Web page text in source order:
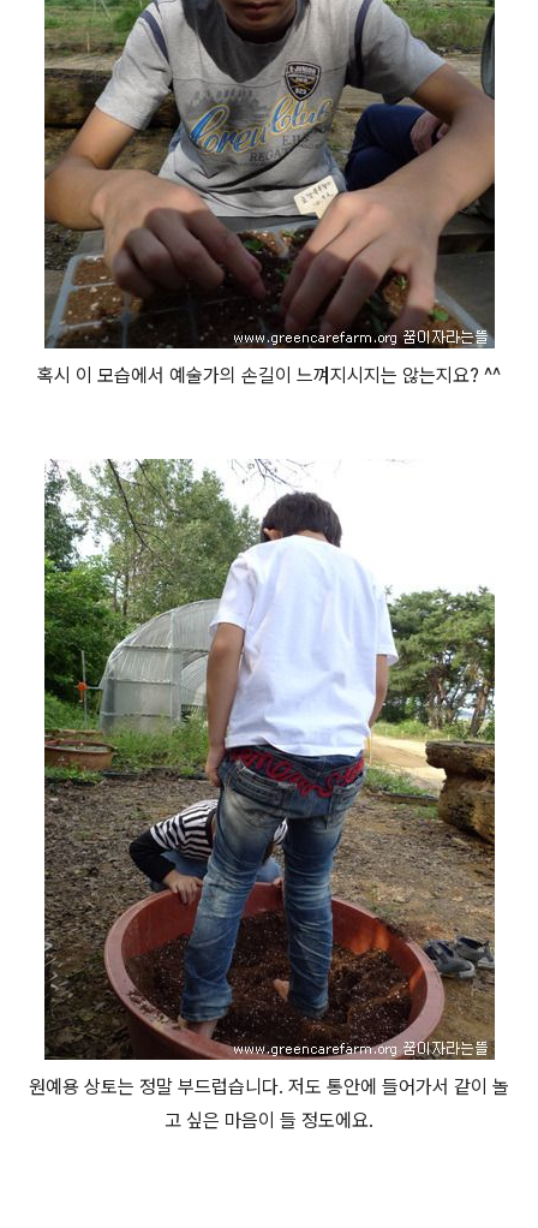
혹시 이 모습에서 예술가의 손길이 느껴지시지는 않는지요? ^^
원예용 상토는 정말 부드럽습니다. 저도 통안에 들어가서 같이 놀
고 싶은 마음이 들 정도에요.